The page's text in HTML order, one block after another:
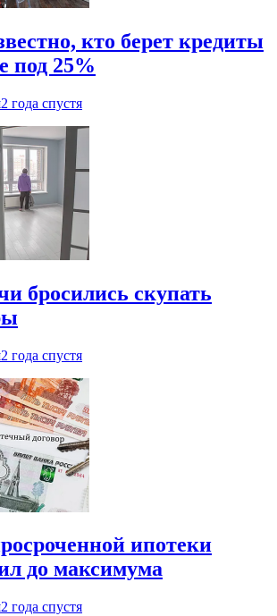
кто берет кредиты
под 25%
2 года спустя
бросились скупать
2 года спустя
ипотеки
до максимума
2 года спустя